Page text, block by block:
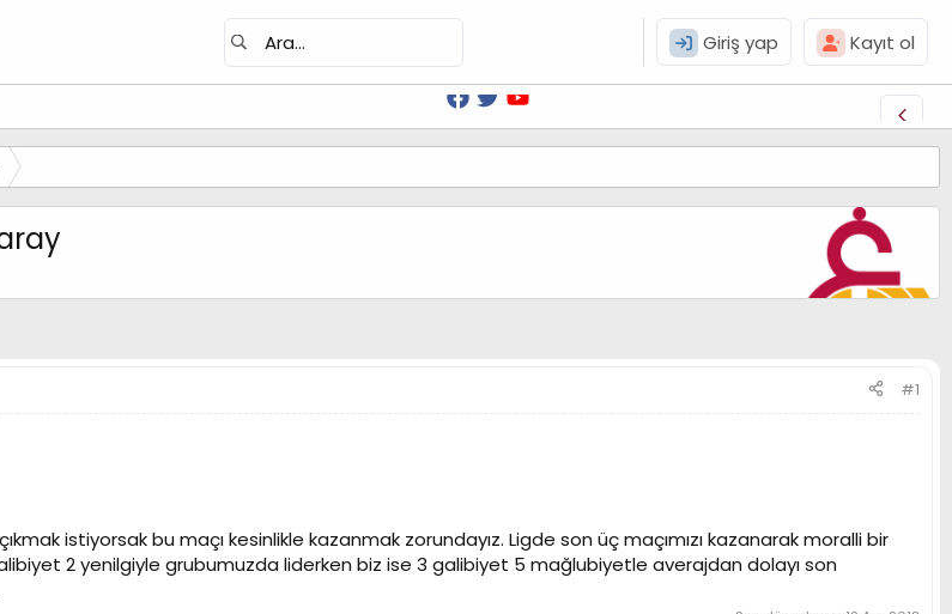
Giriş yap Kayıt ol
#1
istiyorsak bu maçı kesinlikle kazanmak zorundayız. Ligde son üç maçımızı kazanarak moralli bir
2 yenilgiyle grubumuzda liderken biz ise 3 galibiyet 5 mağlubiyetle averajdan dolayı son